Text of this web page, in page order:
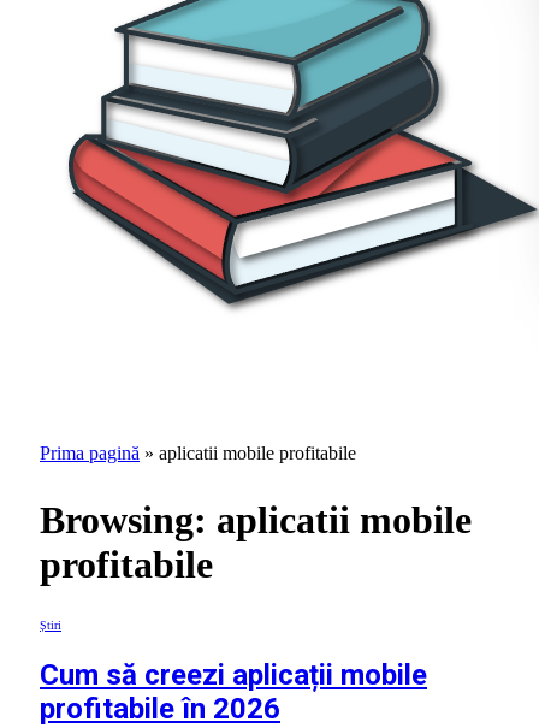
Prima pagină » aplicatii mobile profitabile
Browsing: aplicatii mobile
profitabile
Știri
Cum să creezi aplicații mobile
profitabile în 2026